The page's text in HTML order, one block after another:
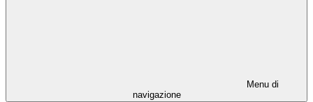
Menu di
navigazione